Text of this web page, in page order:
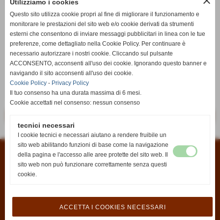
data di arrivo: 07/08/2026
disponibili: 2
note: POKEMON MAZZI MIX _
2
titolo: CARDS MAGAZINE 98
ultimo aggiornamento: 07/08/2026
Condizioni di vendita|Informativa sui cookies|Informativa sulla privacy
C.F. RNTFBA78B15D612Z
P.I. 06385490484
Tel. 055 8459281
info@anticaedicola.it
Utilizziamo i cookies
Questo sito utilizza cookie propri al fine di migliorare il funzionamento e
monitorare le prestazioni del sito web e/o cookie derivati da strumenti
esterni che consentono di inviare messaggi pubblicitari in linea con le tue
preferenze, come dettagliato nella Cookie Policy. Per continuare è
necessario autorizzare i nostri cookie. Cliccando sul pulsante
ACCONSENTO, acconsenti all'uso dei cookie. Ignorando questo banner e
navigando il sito acconsenti all'uso dei cookie.
Cookie Policy - Privacy Policy
Il tuo consenso ha una durata massima di 6 mesi.
Cookie accettati nel consenso: nessun consenso
tecnici necessari
I cookie tecnici e necessari aiutano a rendere fruibile un
sito web abilitando funzioni di base come la navigazione
della pagina e l'accesso alle aree protette del sito web. Il
sito web non può funzionare correttamente senza questi
cookie.
ACCETTA I COOKIES NECESSARI